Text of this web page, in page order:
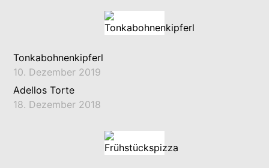
Tonkabohnenkipferl
10. Dezember 2019
Adellos Torte
18. Dezember 2018